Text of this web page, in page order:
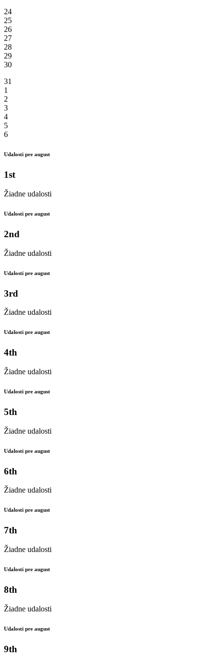
24
25
26
27
28
29
30
31
1
2
3
4
5
6
Udalosti pre august
1st
Žiadne udalosti
Udalosti pre august
2nd
Žiadne udalosti
Udalosti pre august
3rd
Žiadne udalosti
Udalosti pre august
4th
Žiadne udalosti
Udalosti pre august
5th
Žiadne udalosti
Udalosti pre august
6th
Žiadne udalosti
Udalosti pre august
7th
Žiadne udalosti
Udalosti pre august
8th
Žiadne udalosti
Udalosti pre august
9th